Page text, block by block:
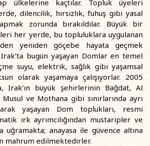
ülkelerine kaçtılar. Topluk üyeleri
dilencilik, hırsızlık, fuhuş gibi yasal
zorunda bırakıldılar. Büyük bir
her yerde, bu topluluklara uygulanan
yeniden göçebe hayata geçmek
Irak’ta bugün yaşayan Domlar en temel
suyu, elektrik, sağlık gibi yaşamsal
olarak yaşamaya çalışıyorlar. 2005
Irak'ın büyük şehirlerinin Bağdat, Al
ve Mothana gibi sınırlarında ayrı
yaşayan Dom toplukları, resmi
ırk ayrımcılığından mustaripler ve
uğramakta; anayasa ile güvence altına
mahrum edilmektedirler.